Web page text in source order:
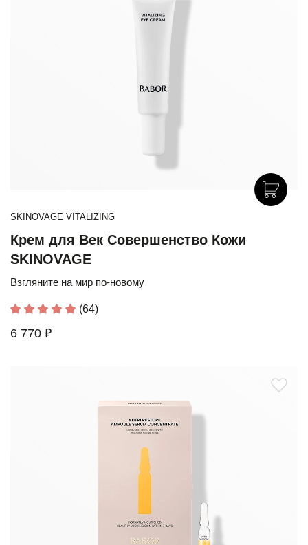
SKINOVAGE VITALIZING
Крем для Век Совершенство Кожи
SKINOVAGE
Взгляните на мир по-новому
(64)
6 770 ₽